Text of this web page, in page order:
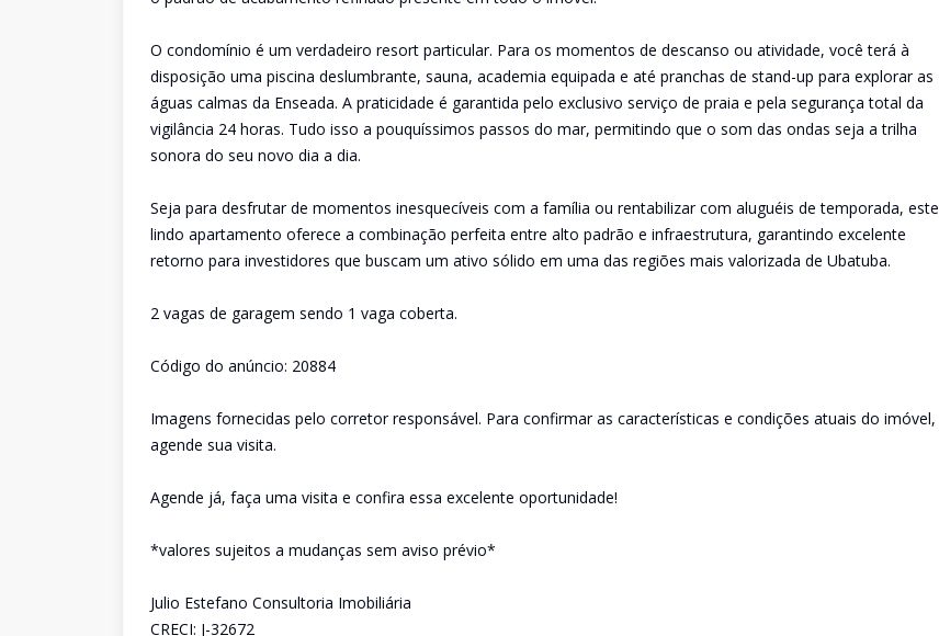
O condomínio é um verdadeiro resort particular. Para os momentos de descanso ou atividade, você terá à
disposição uma piscina deslumbrante, sauna, academia equipada e até pranchas de stand-up para explorar as
águas calmas da Enseada. A praticidade é garantida pelo exclusivo serviço de praia e pela segurança total da
vigilância 24 horas. Tudo isso a pouquíssimos passos do mar, permitindo que o som das ondas seja a trilha
sonora do seu novo dia a dia.
Seja para desfrutar de momentos inesquecíveis com a família ou rentabilizar com aluguéis de temporada, este
lindo apartamento oferece a combinação perfeita entre alto padrão e infraestrutura, garantindo excelente
retorno para investidores que buscam um ativo sólido em uma das regiões mais valorizada de Ubatuba.
2 vagas de garagem sendo 1 vaga coberta.
Código do anúncio: 20884
Imagens fornecidas pelo corretor responsável. Para confirmar as características e condições atuais do imóvel,
agende sua visita.
Agende já, faça uma visita e confira essa excelente oportunidade!
*valores sujeitos a mudanças sem aviso prévio*
Julio Estefano Consultoria Imobiliária
CRECI: J-32672